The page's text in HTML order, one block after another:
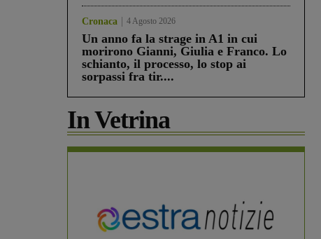
Cronaca 4 Agosto 2026
Un anno fa la strage in A1 in cui
morirono Gianni, Giulia e Franco. Lo
schianto, il processo, lo stop ai
sorpassi fra tir....
In Vetrina